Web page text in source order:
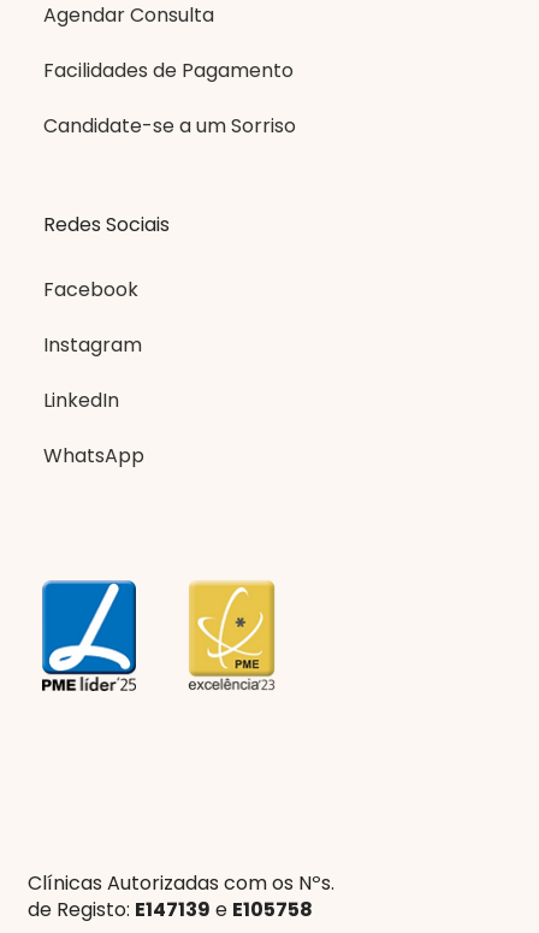
Agendar Consulta
Facilidades de Pagamento
Candidate-se a um Sorriso
Redes Sociais
Facebook
Instagram
LinkedIn
WhatsApp
Clínicas Autorizadas com os Nºs.
de Registo: E147139 e E105758